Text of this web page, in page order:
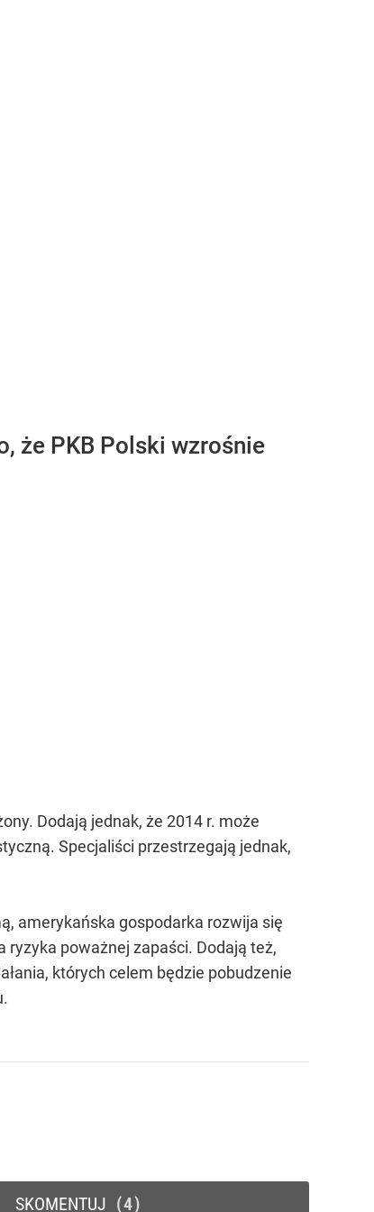
że PKB Polski wzrośnie
Dodają jednak, że 2014 r. może
Specjaliści przestrzegają jednak,
amerykańska gospodarka rozwija się
ryzyka poważnej zapaści. Dodają też,
których celem będzie pobudzenie
SKOMENTUJ 4